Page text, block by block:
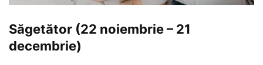
Săgetător (22 noiembrie – 21
decembrie)